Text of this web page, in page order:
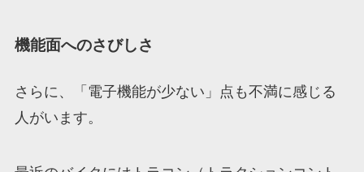
機能面へのさびしさ
さらに、「電子機能が少ない」点も不満に感じる
人がいます。